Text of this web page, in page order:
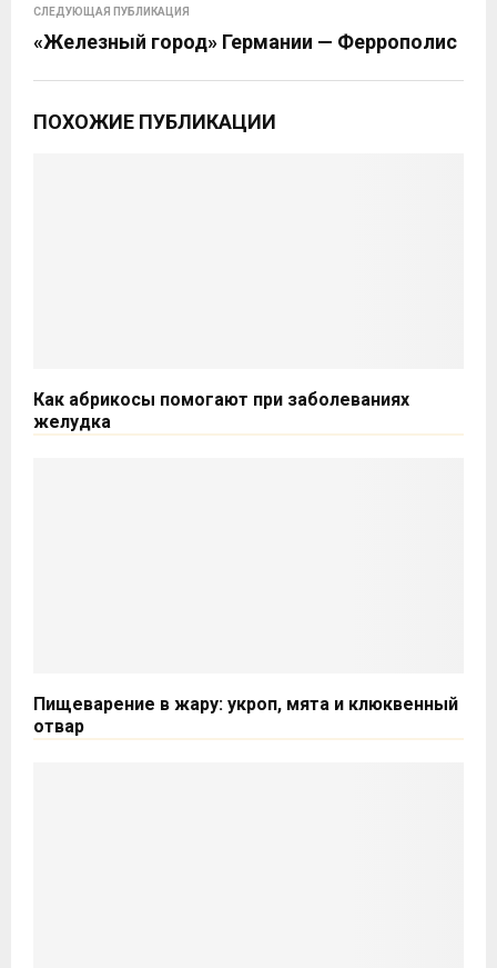
СЛЕДУЮЩАЯ ПУБЛИКАЦИЯ
«Железный город» Германии — Феррополис
ПОХОЖИЕ ПУБЛИКАЦИИ
Как абрикосы помогают при заболеваниях
желудка
Пищеварение в жару: укроп, мята и клюквенный
отвар